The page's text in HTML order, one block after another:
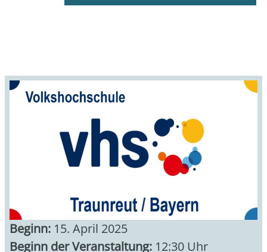
Beginn: 15. April 2025
Beginn der Veranstaltung: 12:30 Uhr